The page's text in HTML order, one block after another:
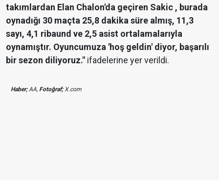
takımlardan Elan Chalon'da geçiren Sakic , burada
oynadığı 30 maçta 25,8 dakika süre almış, 11,3
sayı, 4,1 ribaund ve 2,5 asist ortalamalarıyla
oynamıştır. Oyuncumuza 'hoş geldin' diyor, başarılı
bir sezon diliyoruz." ifadelerine yer verildi.
Haber;AA, Fotoğraf;X.com